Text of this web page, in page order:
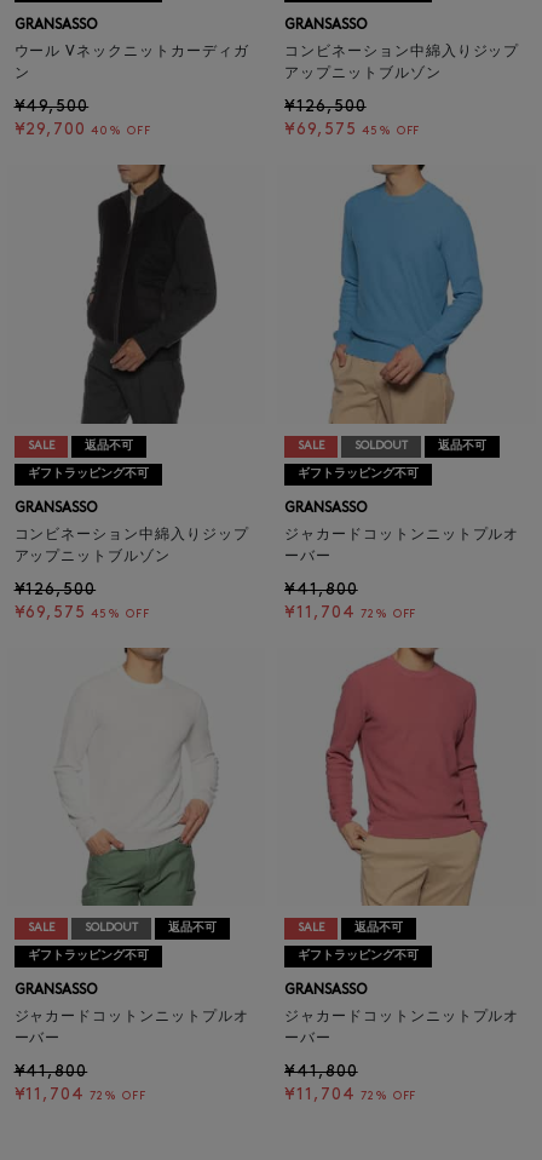
GRANSASSO
ウール Vネックニットカーディガ
ン
¥49,500
¥29,700 40% OFF
GRANSASSO
コンビネーション中綿入りジップ
アップニットブルゾン
¥126,500
¥69,575 45% OFF
SALE 返品不可
ギフトラッピング不可
GRANSASSO
コンビネーション中綿入りジップ
アップニットブルゾン
¥126,500
¥69,575 45% OFF
SALE SOLDOUT 返品不可
ギフトラッピング不可
GRANSASSO
ジャカードコットンニットプルオ
ーバー
¥41,800
¥11,704 72% OFF
SALE SOLDOUT 返品不可
ギフトラッピング不可
GRANSASSO
ジャカードコットンニットプルオ
ーバー
¥41,800
¥11,704
72% OFF
SALE 返品不可
ギフトラッピング不可
GRANSASSO
ジャカードコットンニットプルオ
ーバー
¥41,800
¥11,704
72% OFF